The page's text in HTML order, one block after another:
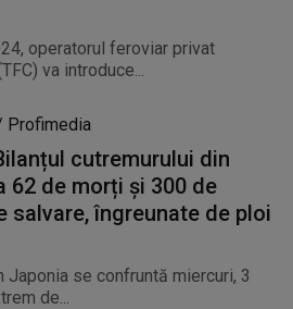
operatorul feroviar privat
va introduce...
cutremurului din
62 de morți și 300 de
salvare, îngreunate de ploi
Japonia se confruntă miercuri, 3
de...